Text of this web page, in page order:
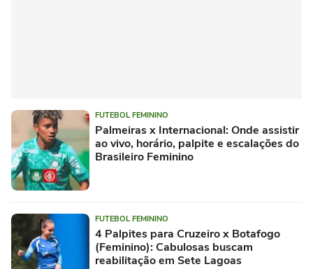
FUTEBOL FEMININO
Palmeiras x Internacional: Onde assistir
ao vivo, horário, palpite e escalações do
Brasileiro Feminino
FUTEBOL FEMININO
4 Palpites para Cruzeiro x Botafogo
(Feminino): Cabulosas buscam
reabilitação em Sete Lagoas